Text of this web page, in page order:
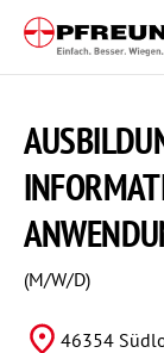
(M/W/D)
46354